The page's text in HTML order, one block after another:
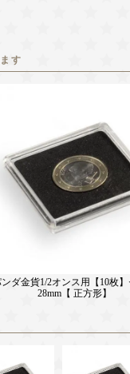
す
ダ金貨1/2オンス用【10枚】
28mm【 正方形】